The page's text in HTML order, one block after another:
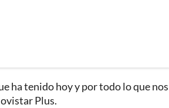
ha tenido hoy y por todo lo que nos
Plus.